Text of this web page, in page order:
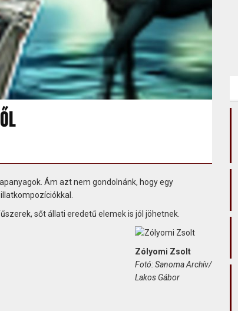
Ám azt nem gondolnánk, hogy egy
sőt állati eredetű elemek is jól jöhetnek.
Zólyomi Zsolt
Fotó: Sanoma Archív/
Lakos Gábor